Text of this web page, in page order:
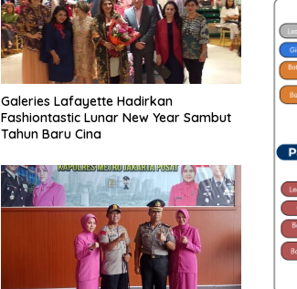
Galeries Lafayette Hadirkan
Fashiontastic Lunar New Year Sambut
Tahun Baru Cina